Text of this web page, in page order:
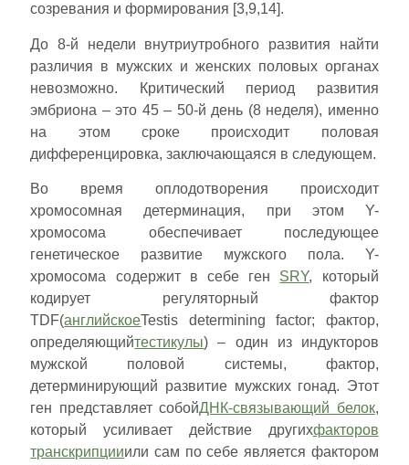
созревания и формирования [3,9,14].
До 8-й недели внутриутробного развития найти
различия в мужских и женских половых органах
невозможно. Критический период развития
эмбриона – это 45 – 50-й день (8 неделя), именно
на этом сроке происходит половая
дифференцировка, заключающаяся в следующем.
Во время оплодотворения происходит
хромосомная детерминация, при этом Y-
хромосома обеспечивает последующее
генетическое развитие мужского пола. Y-
хромосома содержит в себе ген SRY, который
кодирует регуляторный фактор
TDF(английскоеTestis determining factor; фактор,
определяющийтестикулы) – один из индукторов
мужской половой системы, фактор,
детерминирующий развитие мужских гонад. Этот
ген представляет собойДНК-связывающий белок,
который усиливает действие другихфакторов
транскрипцииили сам по себе является фактором